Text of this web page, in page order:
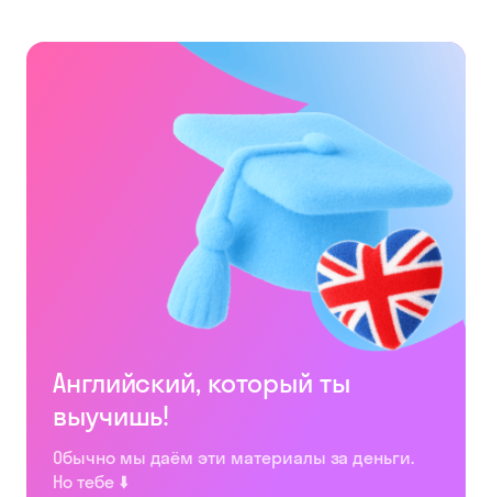
Английский, который ты
выучишь!
Обычно мы даём эти материалы за деньги.
Но тебе ⬇️